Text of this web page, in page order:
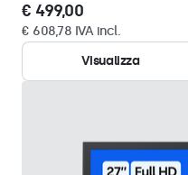
€ 499,00
€ 608,78 IVA incl.
Visualizza